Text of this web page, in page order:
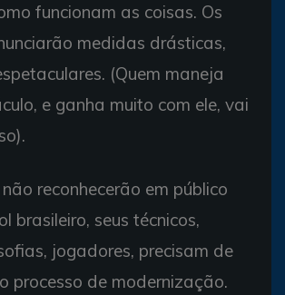
funcionam as coisas. Os
medidas drásticas,
(Quem maneja
e ganha muito com ele, vai
reconhecerão em público
brasileiro, seus técnicos,
jogadores, precisam de
processo de modernização.